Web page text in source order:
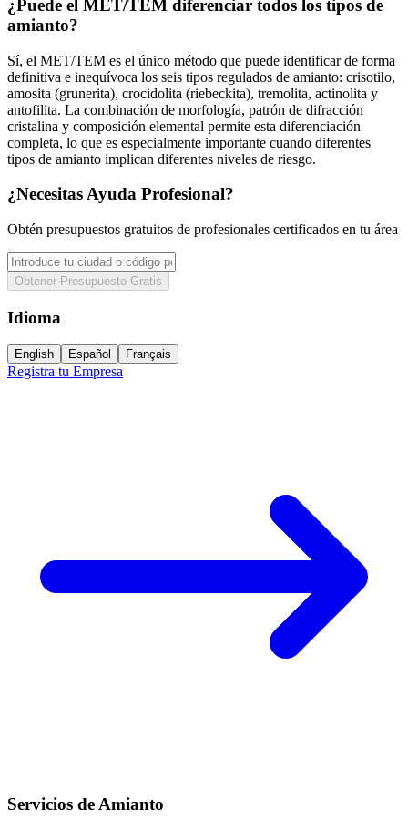
¿Puede el MET/TEM diferenciar todos los tipos de
amianto?
Sí, el MET/TEM es el único método que puede identificar de forma
definitiva e inequívoca los seis tipos regulados de amianto: crisotilo,
amosita (grunerita), crocidolita (riebeckita), tremolita, actinolita y
antofilita. La combinación de morfología, patrón de difracción
cristalina y composición elemental permite esta diferenciación
completa, lo que es especialmente importante cuando diferentes
tipos de amianto implican diferentes niveles de riesgo.
¿Necesitas Ayuda Profesional?
Obtén presupuestos gratuitos de profesionales certificados en tu área
Obtener Presupuesto Gratis
Idioma
English Español Français
Registra tu Empresa
Servicios de Amianto